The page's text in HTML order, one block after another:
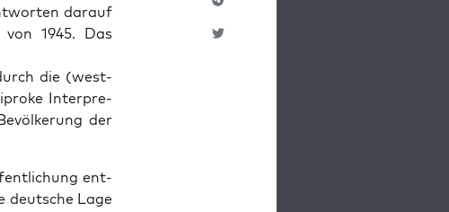
darauf
1945. Das
die (west­
Inter­pre­
der
ent­
deutsche Lage